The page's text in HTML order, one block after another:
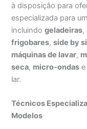
à disposição para
especializada para
incluindogeladeiras,
frigobares,side by
máquinas de lavar,
seca, micro-ondas
lar.
Técnicos
Modelos